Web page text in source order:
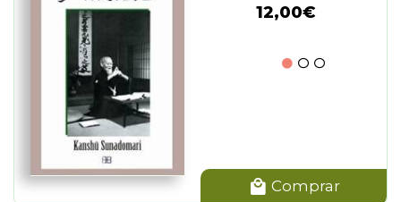
12,00€
Comprar